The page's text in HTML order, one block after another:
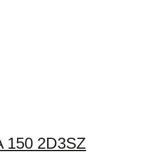
150 2D3SZ